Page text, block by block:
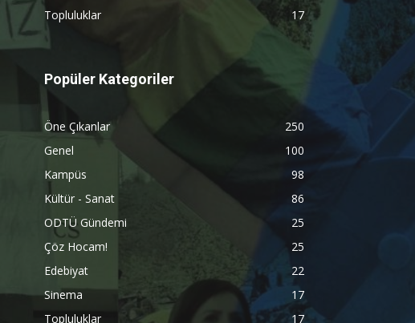
Topluluklar
17
Popüler Kategoriler
Öne Çıkanlar
250
Genel
100
Kampüs
98
Kültür - Sanat
86
ODTÜ Gündemi
25
Çöz Hocam!
25
Edebiyat
22
Sinema
17
Topluluklar
17